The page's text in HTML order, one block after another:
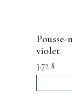
pousse-mine pentel energize 0.5
violet
3.72 $